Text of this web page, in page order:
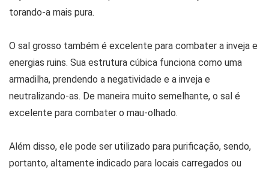
torando-a mais pura.
O sal grosso também é excelente para combater a inveja e
energias ruins. Sua estrutura cúbica funciona como uma
armadilha, prendendo a negatividade e a inveja e
neutralizando-as. De maneira muito semelhante, o sal é
excelente para combater o mau-olhado.
Além disso, ele pode ser utilizado para purificação, sendo,
portanto, altamente indicado para locais carregados ou